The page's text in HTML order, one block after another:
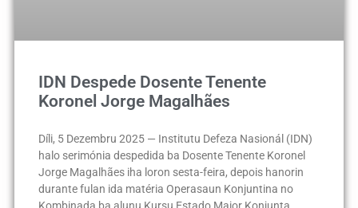
IDN Despede Dosente Tenente
Koronel Jorge Magalhães
Díli, 5 Dezembru 2025 — Institutu Defeza Nasionál (IDN)
halo serimónia despedida ba Dosente Tenente Koronel
Jorge Magalhães iha loron sesta-feira, depois hanorin
durante fulan ida matéria Operasaun Konjuntina no